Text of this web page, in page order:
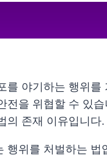
를 야기하는 행위를
을 위협할 수 있습
의 존재 이유입니다.
행위를 처벌하는 법